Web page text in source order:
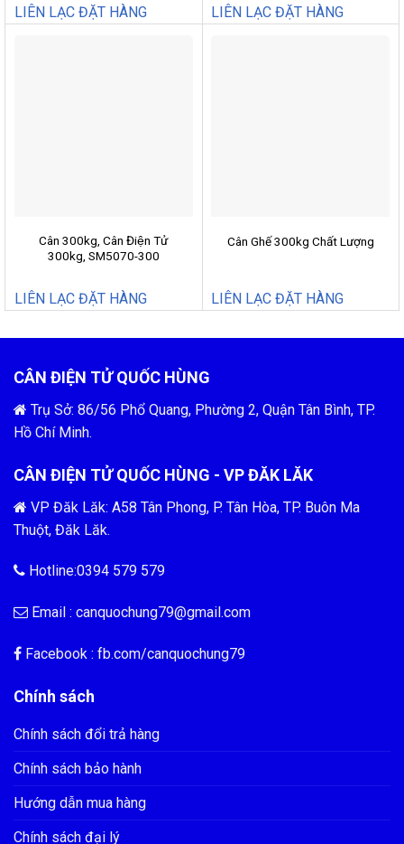
LIÊN LẠC ĐẶT HÀNG LIÊN LẠC ĐẶT HÀNG
Cân 300kg, Cân Điện Tử
300kg, SM5070-300
LIÊN LẠC ĐẶT HÀNG
Cân Ghế 300kg Chất Lượng
LIÊN LẠC ĐẶT HÀNG
CÂN ĐIỆN TỬ QUỐC HÙNG
Trụ Sở: 86/56 Phổ Quang, Phường 2, Quận Tân Bình, TP.
Hồ Chí Minh.
CÂN ĐIỆN TỬ QUỐC HÙNG - VP ĐĂK LĂK
VP Đăk Lăk: A58 Tân Phong, P. Tân Hòa, TP. Buôn Ma
Thuột, Đăk Lăk.
Hotline:0394 579 579
Email : canquochung79@gmail.com
Facebook : fb.com/canquochung79
Chính sách
Chính sách đổi trả hàng
Chính sách bảo hành
Hướng dẫn mua hàng
Chính sách đại lý